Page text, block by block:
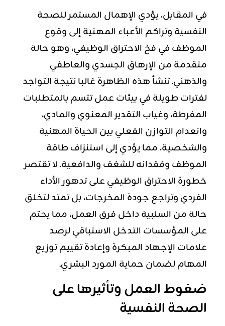
في المقابل، يؤدي الإهمال المستمر للصحة
النفسية وتراكم الأعباء المهنية إلى وقوع
الموظف في فخ الاحتراق الوظيفي، وهو حالة
متقدمة من الإرهاق الجسدي والعاطفي
والذهني. تنشأ هذه الظاهرة غالبا نتيجة التواجد
لفترات طويلة في بيئات عمل تتسم بالمتطلبات
المفرطة، وغياب التقدير المعنوي والمادي،
وانعدام التوازن الفعلي بين الحياة المهنية
والشخصية، مما يؤدي إلى استنزاف طاقة
الموظف وفقدانه للشغف والدافعية. لا تقتصر
خطورة الاحتراق الوظيفي على تدهور الأداء
الفردي وتراجع جودة المخرجات، بل تمتد لتخلق
حالة من السلبية داخل فرق العمل، مما يحتم
على المؤسسات التدخل الاستباقي لرصد
علامات الإجهاد المبكرة وإعادة تقييم توزيع
المهام لضمان حماية المورد البشري.
ضغوط العمل وتأثيرها على
الصحة النفسية